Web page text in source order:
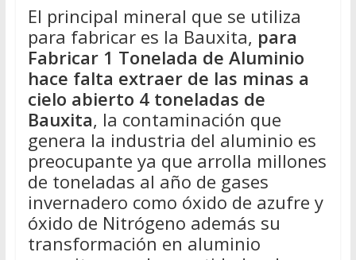
El principal mineral que se utiliza
para fabricar es la Bauxita, para
Fabricar 1 Tonelada de Aluminio
hace falta extraer de las minas a
cielo abierto 4 toneladas de
Bauxita, la contaminación que
genera la industria del aluminio es
preocupante ya que arrolla millones
de toneladas al año de gases
invernadero como óxido de azufre y
óxido de Nitrógeno además su
transformación en aluminio